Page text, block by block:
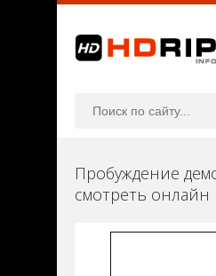
Пробуждение
смотреть онлайн